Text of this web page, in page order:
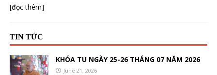
[đọc thêm]
TIN TỨC
KHÓA TU NGÀY 25-26 THÁNG 07 NĂM 2026
June 21, 2026